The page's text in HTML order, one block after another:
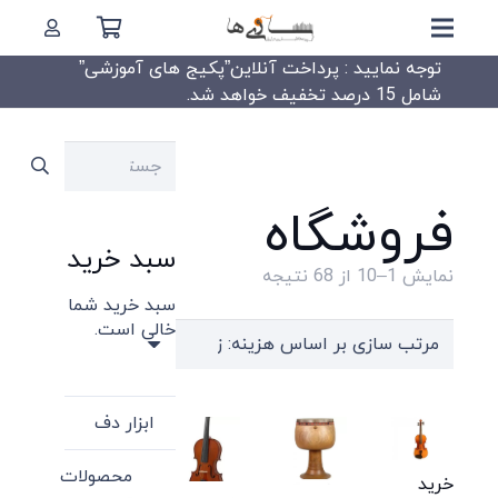
توجه نمایید : پرداخت آنلاین”پکیج های آموزشی”
شامل 15 درصد تخفیف خواهد شد.
فروشگاه
نمایش 1–10 از 68 نتیجه
price:
خرید
جستجو
سبد خرید
سبد خرید شما
خالی است.
ابزار دف
محصولات